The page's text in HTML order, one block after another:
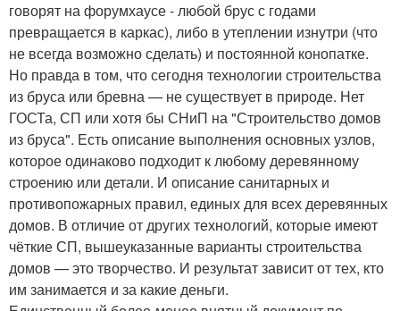
говорят на форумхаусе - любой брус с годами
превращается в каркас), либо в утеплении изнутри (что
не всегда возможно сделать) и постоянной конопатке.
Но правда в том, что сегодня технологии строительства
из бруса или бревна — не существует в природе. Нет
ГОСТа, СП или хотя бы СНиП на "Строительство домов
из бруса". Есть описание выполнения основных узлов,
которое одинаково подходит к любому деревянному
строению или детали. И описание санитарных и
противопожарных правил, единых для всех деревянных
домов. В отличие от других технологий, которые имеют
чёткие СП, вышеуказанные варианты строительства
домов — это творчество. И результат зависит от тех, кто
им занимается и за какие деньги.